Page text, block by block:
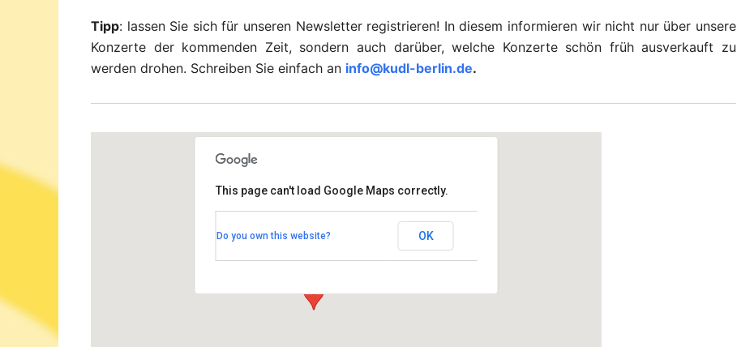
Tipp: lassen Sie sich für unseren Newsletter registrieren! In diesem informieren wir nicht nur über unsere
Konzerte der kommenden Zeit, sondern auch darüber, welche Konzerte schön früh ausverkauft zu
werden drohen. Schreiben Sie einfach an info@kudl-berlin.de.
Rudolf-Steiner Haus Dahlem
Bernadottestrasse 90-92 - Berlin
This page can't load Google Maps correctly.
Do you own this website? OK